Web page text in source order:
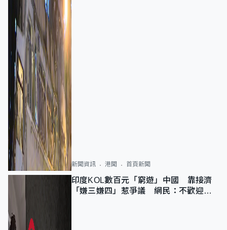
新聞資訊 港聞 首頁新聞
印度KOL數百元「窮遊」中國 靠接濟
「嫌三嫌四」惹爭議 網民：不歡迎劣